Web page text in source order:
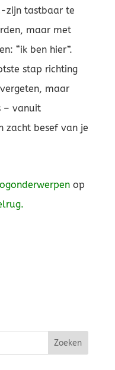
zijn tastbaar te
maar met
“ik ben hier”.
stap richting
maar
– vanuit
zacht besef van je
op